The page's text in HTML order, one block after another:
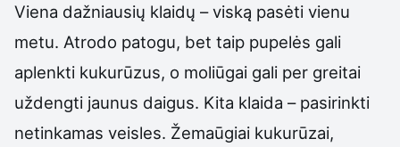
Viena dažniausių klaidų – viską pasėti vienu
metu. Atrodo patogu, bet taip pupelės gali
aplenkti kukurūzus, o moliūgai gali per greitai
uždengti jaunus daigus. Kita klaida – pasirinkti
netinkamas veisles. Žemaūgiai kukurūzai,